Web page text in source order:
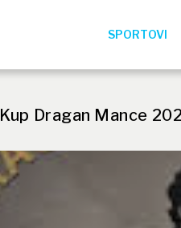
SPORTOVI
Kup Dragan Mance